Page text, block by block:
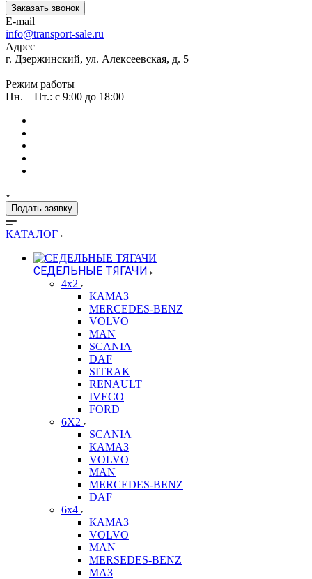
Заказать звонок
E-mail
info@transport-sale.ru
Адрес
г. Дзержинский, ул. Алексеевская, д. 5
Режим работы
Пн. – Пт.: с 9:00 до 18:00
Подать заявку
КАТАЛОГ
СЕДЕЛЬНЫЕ ТЯГАЧИ
4x2
КАМАЗ
MERCEDES-BENZ
VOLVO
MAN
SCANIA
DAF
SITRAK
RENAULT
IVECO
FORD
6X2
SCANIA
КАМАЗ
VOLVO
MAN
MERCEDES-BENZ
DAF
6x4
КАМАЗ
VOLVO
MAN
MERSEDES-BENZ
МАЗ